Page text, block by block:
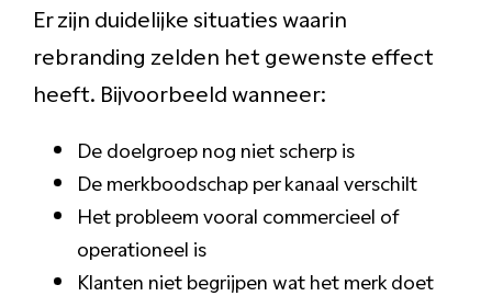
Er zijn duidelijke situaties waarin
rebranding zelden het gewenste effect
heeft. Bijvoorbeeld wanneer:
De doelgroep nog niet scherp is
De merkboodschap per kanaal verschilt
Het probleem vooral commercieel of
operationeel is
Klanten niet begrijpen wat het merk doet